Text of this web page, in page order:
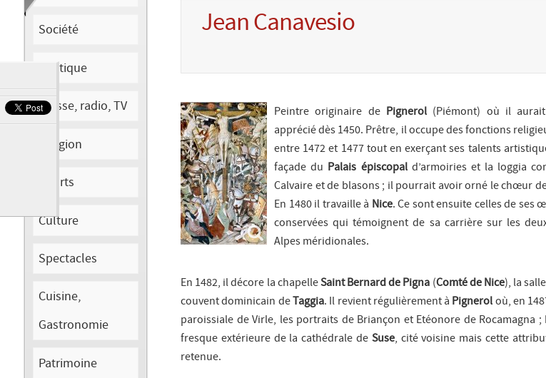
Société
Politique
Presse, radio, TV
Religion
Sports
Culture
Spectacles
Cuisine,
Gastronomie
Patrimoine
Jean Canavesio
Peintre originaire de Pignerol (Piémont) où il
apprécié dès 1450. Prêtre, il occupe des fonctions
entre 1472 et 1477 tout en exerçant ses talents
façade du Palais épiscopald’armoiries et la loggia
Calvaire et de blasons ; il pourrait avoir orné le chœur
En 1480 il travaille à Nice. Ce sont ensuite celles de ses
conservées qui témoignent de sa carrière sur les
Alpes méridionales.
En 1482, il décore la chapelleSaint Bernard de Pigna (Comté de Nice), la
couvent dominicain deTaggia. Il revient régulièrement à Pignerol où, en
paroissiale de Virle, les portraits de Briançon et Etéonore de Rocamagna
fresque extérieure de la cathédrale de Suse, cité voisine mais cette
retenue.